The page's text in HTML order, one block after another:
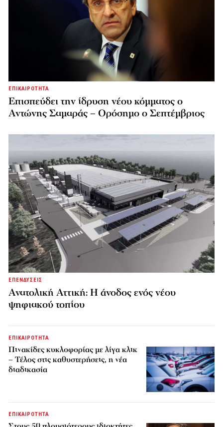
ΕΠΙΚΑΙΡΟΤΗΤΑ
Επισπεύδει την ίδρυση νέου κόμματος o
Αντώνης Σαμαράς – Ορόσημο ο Σεπτέμβριος
ΕΠΕΝΔΥΣΕΙΣ
Ανατολική Αττική: Η άνοδος ενός νέου
ψηφιακού τοπίου
ΕΠΙΚΑΙΡΟΤΗΤΑ
Πινακίδες κυκλοφορίας με λίγα κλικ
– Τέλος στις καθυστερήσεις, η νέα
διαδικασία
ΕΠΙΚΑΙΡΟΤΗΤΑ